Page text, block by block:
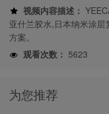
视频内容描述：
亚什兰胶水,日本纳米涂
方案。
观看次数： 5623
为您推荐